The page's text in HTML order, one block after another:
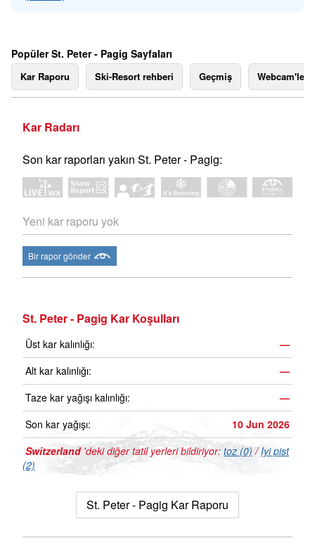
Popüler St. Peter - Pagig Sayfaları
Kar Raporu Ski-Resort rehberi Geçmiş Webcam'ler
Kar Radarı
Son kar raporları yakın St. Peter - Pagig:
Yeni kar raporu yok
Bir rapor gönder
St. Peter - Pagig Kar Koşulları
Üst kar kalınlığı:
—
Alt kar kalınlığı:
—
Taze kar yağışı kalınlığı:
—
Son kar yağışı:
10 Jun 2026
Switzerland'deki diğer tatil yerleri bildiriyor: toz (0) /Iyi pist
(2)
St. Peter - Pagig Kar Raporu